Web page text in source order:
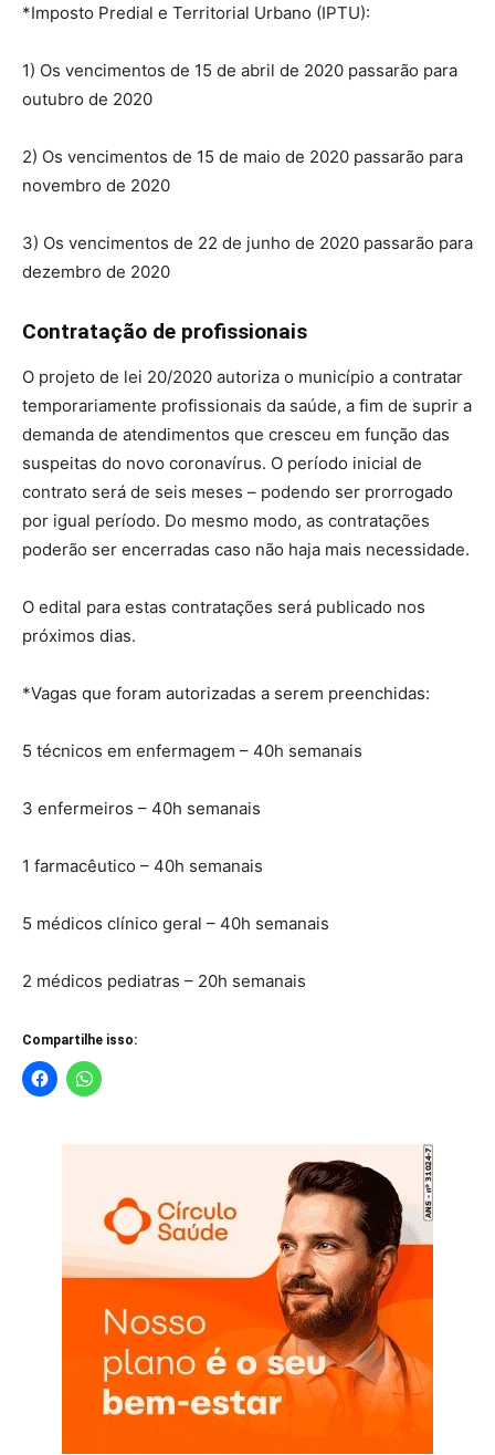
*Imposto Predial e Territorial Urbano (IPTU):
1) Os vencimentos de 15 de abril de 2020 passarão para
outubro de 2020
2) Os vencimentos de 15 de maio de 2020 passarão para
novembro de 2020
3) Os vencimentos de 22 de junho de 2020 passarão para
dezembro de 2020
Contratação de profissionais
O projeto de lei 20/2020 autoriza o município a contratar
temporariamente profissionais da saúde, a fim de suprir a
demanda de atendimentos que cresceu em função das
suspeitas do novo coronavírus. O período inicial de
contrato será de seis meses – podendo ser prorrogado
por igual período. Do mesmo modo, as contratações
poderão ser encerradas caso não haja mais necessidade.
O edital para estas contratações será publicado nos
próximos dias.
*Vagas que foram autorizadas a serem preenchidas:
5 técnicos em enfermagem – 40h semanais
3 enfermeiros – 40h semanais
1 farmacêutico – 40h semanais
5 médicos clínico geral – 40h semanais
2 médicos pediatras – 20h semanais
Compartilhe isso: